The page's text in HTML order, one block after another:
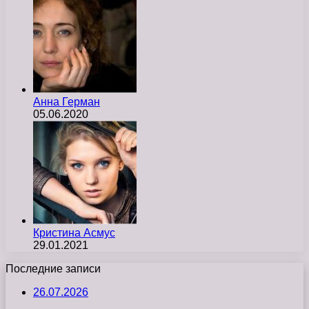
Анна Герман
05.06.2020
Кристина Асмус
29.01.2021
Последние записи
26.07.2026